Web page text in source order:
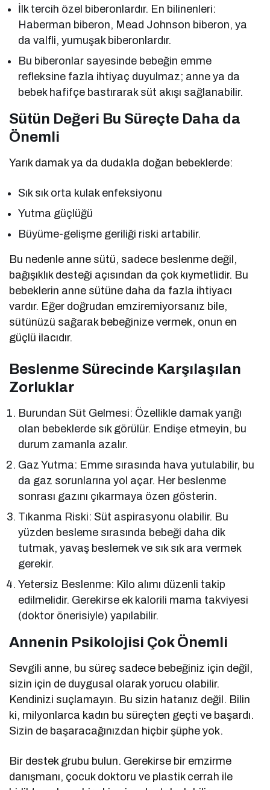
İlk tercih özel biberonlardır. En bilinenleri:
Haberman biberon, Mead Johnson biberon, ya
da valfli, yumuşak biberonlardır.
Bu biberonlar sayesinde bebeğin emme
refleksine fazla ihtiyaç duyulmaz; anne ya da
bebek hafifçe bastırarak süt akışı sağlanabilir.
Sütün Değeri Bu Süreçte Daha da
Önemli
Yarık damak ya da dudakla doğan bebeklerde:
Sık sık orta kulak enfeksiyonu
Yutma güçlüğü
Büyüme-gelişme geriliği riski artabilir.
Bu nedenle anne sütü, sadece beslenme değil,
bağışıklık desteği açısından da çok kıymetlidir. Bu
bebeklerin anne sütüne daha da fazla ihtiyacı
vardır. Eğer doğrudan emziremiyorsanız bile,
sütünüzü sağarak bebeğinize vermek, onun en
güçlü ilacıdır.
Beslenme Sürecinde Karşılaşılan
Zorluklar
Burundan Süt Gelmesi: Özellikle damak yarığı
olan bebeklerde sık görülür. Endişe etmeyin, bu
durum zamanla azalır.
Gaz Yutma: Emme sırasında hava yutulabilir, bu
da gaz sorunlarına yol açar. Her beslenme
sonrası gazını çıkarmaya özen gösterin.
Tıkanma Riski: Süt aspirasyonu olabilir. Bu
yüzden besleme sırasında bebeği daha dik
tutmak, yavaş beslemek ve sık sık ara vermek
gerekir.
Yetersiz Beslenme: Kilo alımı düzenli takip
edilmelidir. Gerekirse ek kalorili mama takviyesi
(doktor önerisiyle) yapılabilir.
Annenin Psikolojisi Çok Önemli
Sevgili anne, bu süreç sadece bebeğiniz için değil,
sizin için de duygusal olarak yorucu olabilir.
Kendinizi suçlamayın. Bu sizin hatanız değil. Bilin
ki, milyonlarca kadın bu süreçten geçti ve başardı.
Sizin de başaracağınızdan hiçbir şüphe yok.
Bir destek grubu bulun. Gerekirse bir emzirme
danışmanı, çocuk doktoru ve plastik cerrah ile